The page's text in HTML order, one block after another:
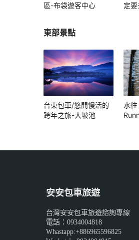
區-布袋遊客中心
定
東部景點
台東包車/悠閒慢活的
跨年之旅-大坡池
水
安安包車旅遊
台灣安安包車旅遊諮詢專線
電話：0934004818
Whastapp:+886965596825